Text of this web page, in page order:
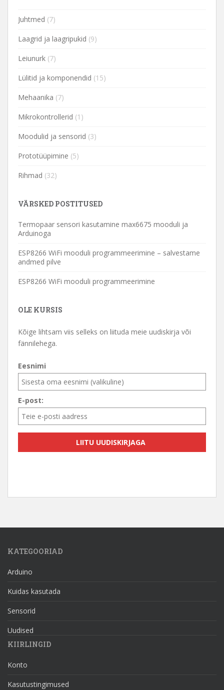
Juhtmed (7)
Laagrid ja laagripukid (9)
Leiunurk (7)
Lülitid ja komponendid (15)
Mehaanika (7)
Mikrokontrollerid (1)
Moodulid ja sensorid (3)
Prototüüpimine (5)
Rihmad (32)
VÄRSKED POSTITUSED
Termopaar sensori kasutamine max6675 mooduli ja
Arduinoga
ESP8266 WiFi mooduli programmeerimine – salvestame
andmed pilve
ESP8266 WiFi mooduli programmeerimine
OLE KURSIS
Kõige lihtsam viis selleks on liituda meie uudiskirja või
fännilehega.
Eesnimi
E-post:
KATEGOORIAD
Arduino
Kuidas kasutada
Sensorid
Uudised
KIIRLINGID
Konto
Kasutustingimused